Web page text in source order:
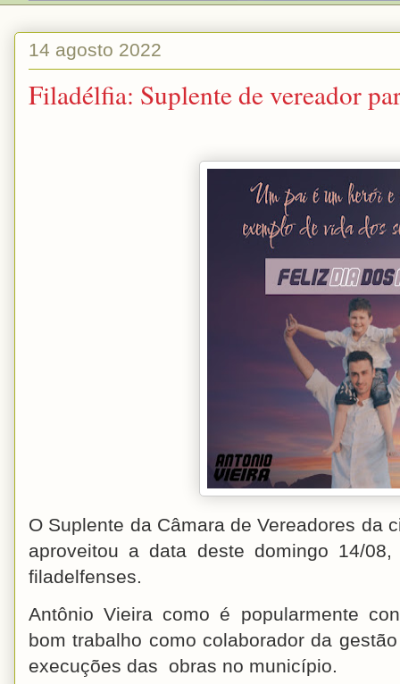
14 agosto 2022
Filadélfia: Suplente de vereador
O Suplente da Câmara de Vereadores da
aproveitou a data deste domingo 14/
filadelfenses.
Antônio Vieira como é popularmente
bom trabalho como colaborador da
execuções das obras no município.